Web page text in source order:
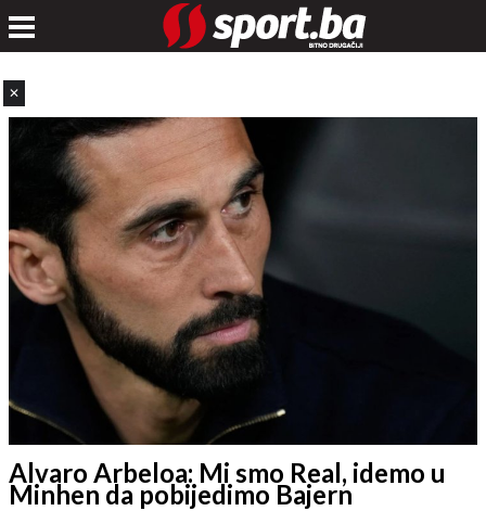
✕
Alvaro Arbeloa: Mi smo Real, idemo u
Minhen da pobijedimo Bajern